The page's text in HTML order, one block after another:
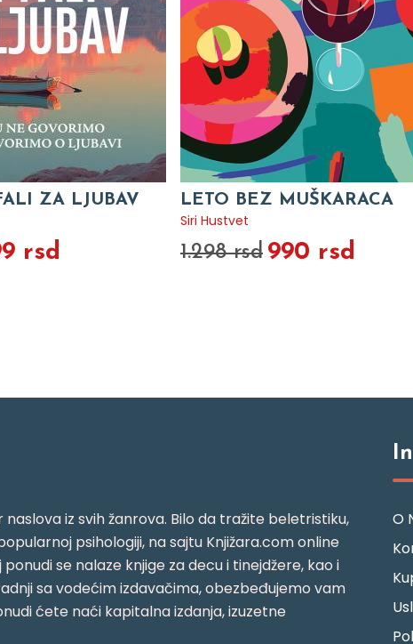
ZA LJUBAV
rsd
LETO BEZ MUŠKARACA
Siri Hustvet
1.298 rsd 990 rsd
iz svih žanrova. Bilo da tražite beletristiku,
psihologiji, na sajtu Knjižara.com online
se nalaze knjige za decu i tinejdžere, kao i
sa vodećim izdavačima, obezbeđujemo vam
ćete naći kapitalna izdanja, izuzetne
O